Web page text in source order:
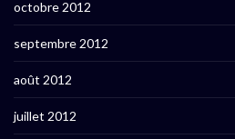
octobre 2012
septembre 2012
août 2012
juillet 2012